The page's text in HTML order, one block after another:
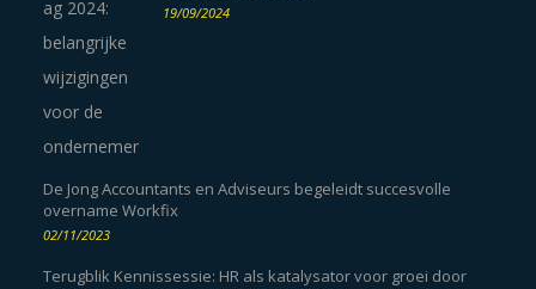
19/09/2024
De Jong Accountants en Adviseurs begeleidt succesvolle
overname Workfix
02/11/2023
Terugblik Kennissessie: HR als katalysator voor groei door